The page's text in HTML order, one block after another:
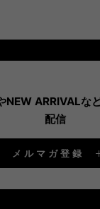
NEW ARRIVALな
配信
メルマガ登録